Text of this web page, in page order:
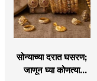
सोन्याच्या दरात घसरण;
जाणून घ्या कोणत्या